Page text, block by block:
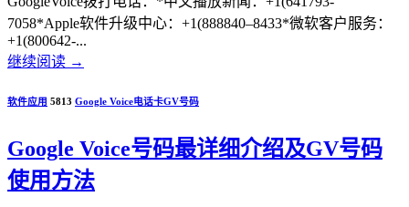
7058*Apple软件升级中心：+1(888840–8433*微软客户服务：
+1(800642-...
继续阅读 →
软件应用 5813 Google Voice电话卡GV号码
Google Voice号码最详细介绍及GV号码
使用方法